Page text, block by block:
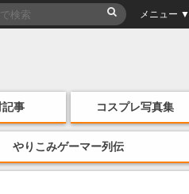
メニュー ▼
事 コスプレ写真集
やりこみゲーマー列伝